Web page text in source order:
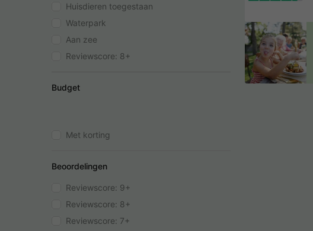
Huisdieren toegestaan
Waterpark
Aan zee
Reviewscore: 8+
Budget
Met korting
Beoordelingen
Reviewscore: 9+
Reviewscore: 8+
Reviewscore: 7+